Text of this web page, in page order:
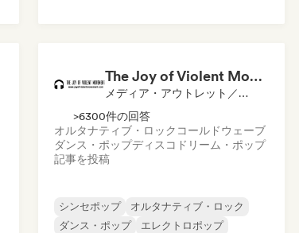
The Joy of Violent Movement
メディア・アウトレット／ジャーナリスト
>6300件の回答
オルタナティブ・ロック コールドウェーブ
ダンス・ポップディスコ ドリーム・ポップ
記事を投稿
シンセポップ
オルタナティブ・ロック
ダンス・ポップ
エレクトロポップ